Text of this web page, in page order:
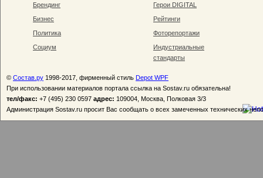
Брендинг
Бизнес
Политика
Социум
Герои DIGITAL
Рейтинги
Фоторепортажи
Индустриальные
стандарты
© Состав.ру 1998-2017, фирменный стиль Depot WPF
При использовании материалов портала ссылка на Sostav.ru обязательна!
тел/факс: +7 (495) 230 0597 адрес: 109004, Москва, Полковая 3/3
Администрация Sostav.ru просит Вас сообщать о всех замеченных технических